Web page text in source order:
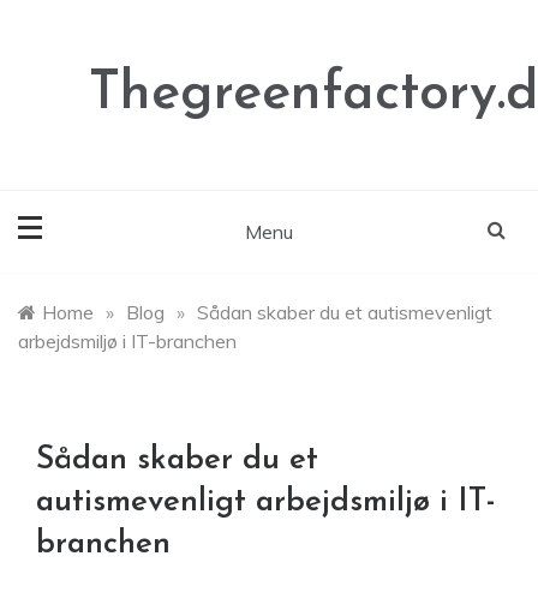
Menu
Home » Blog » Sådan skaber du et autismevenligt
arbejdsmiljø i IT-branchen
Sådan skaber du et
autismevenligt arbejdsmiljø i IT-
branchen